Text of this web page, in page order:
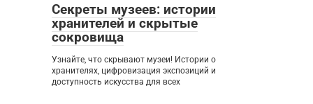
Секреты музеев: истории
хранителей и скрытые
сокровища
Узнайте, что скрывают музеи! Истории о
хранителях, цифровизация экспозиций и
доступность искусства для всех